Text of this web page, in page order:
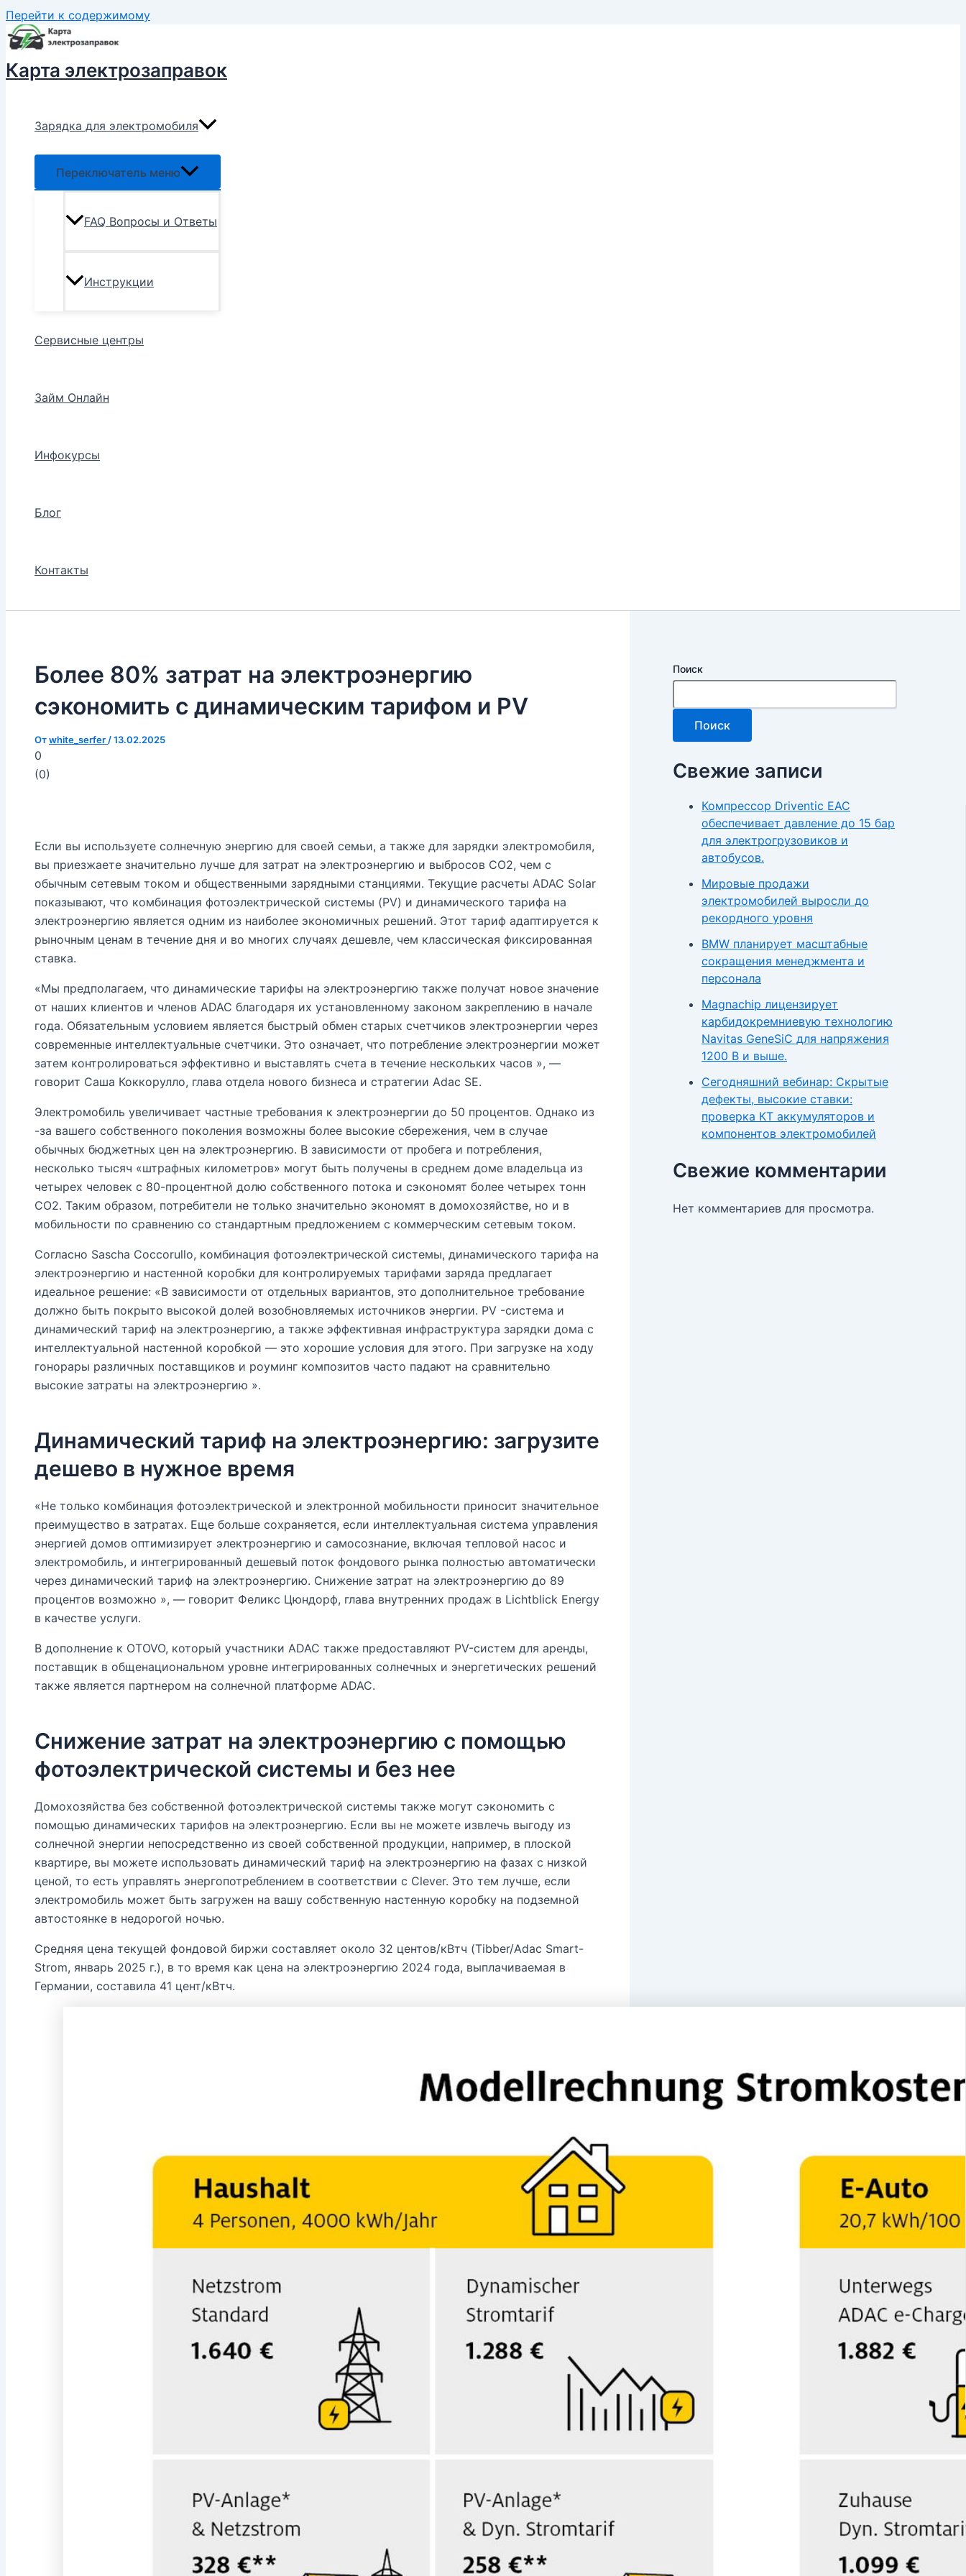
Перейти к содержимому
Карта электрозаправок
Зарядка для электромобиля
Переключатель меню
FAQ Вопросы и Ответы
Инструкции
Сервисные центры
Займ Онлайн
Инфокурсы
Блог
Контакты
Более 80% затрат на электроэнергию
сэкономить с динамическим тарифом и PV
Отwhite_serfer /13.02.2025
0
(0)
Если вы используете солнечную энергию для своей семьи, а также для зарядки электромобиля,
вы приезжаете значительно лучше для затрат на электроэнергию и выбросов CO2, чем с
обычным сетевым током и общественными зарядными станциями. Текущие расчеты ADAC Solar
показывают, что комбинация фотоэлектрической системы (PV) и динамического тарифа на
электроэнергию является одним из наиболее экономичных решений. Этот тариф адаптируется к
рыночным ценам в течение дня и во многих случаях дешевле, чем классическая фиксированная
ставка.
«Мы предполагаем, что динамические тарифы на электроэнергию также получат новое значение
от наших клиентов и членов ADAC благодаря их установленному законом закреплению в начале
года. Обязательным условием является быстрый обмен старых счетчиков электроэнергии через
современные интеллектуальные счетчики. Это означает, что потребление электроэнергии может
затем контролироваться эффективно и выставлять счета в течение нескольких часов », —
говорит Саша Коккорулло, глава отдела нового бизнеса и стратегии Adac SE.
Электромобиль увеличивает частные требования к электроэнергии до 50 процентов. Однако из
-за вашего собственного поколения возможны более высокие сбережения, чем в случае
обычных бюджетных цен на электроэнергию. В зависимости от пробега и потребления,
несколько тысяч «штрафных километров» могут быть получены в среднем доме владельца из
четырех человек с 80-процентной долю собственного потока и сэкономят более четырех тонн
CO2. Таким образом, потребители не только значительно экономят в домохозяйстве, но и в
мобильности по сравнению со стандартным предложением с коммерческим сетевым током.
Согласно Sascha Coccorullo, комбинация фотоэлектрической системы, динамического тарифа на
электроэнергию и настенной коробки для контролируемых тарифами заряда предлагает
идеальное решение: «В зависимости от отдельных вариантов, это дополнительное требование
должно быть покрыто высокой долей возобновляемых источников энергии. PV -система и
динамический тариф на электроэнергию, а также эффективная инфраструктура зарядки дома с
интеллектуальной настенной коробкой — это хорошие условия для этого. При загрузке на ходу
гонорары различных поставщиков и роуминг композитов часто падают на сравнительно
высокие затраты на электроэнергию ».
Динамический тариф на электроэнергию: загрузите
дешево в нужное время
«Не только комбинация фотоэлектрической и электронной мобильности приносит значительное
преимущество в затратах. Еще больше сохраняется, если интеллектуальная система управления
энергией домов оптимизирует электроэнергию и самосознание, включая тепловой насос и
электромобиль, и интегрированный дешевый поток фондового рынка полностью автоматически
через динамический тариф на электроэнергию. Снижение затрат на электроэнергию до 89
процентов возможно », — говорит Феликс Цюндорф, глава внутренних продаж в Lichtblick Energy
в качестве услуги.
В дополнение к OTOVO, который участники ADAC также предоставляют PV-систем для аренды,
поставщик в общенациональном уровне интегрированных солнечных и энергетических решений
также является партнером на солнечной платформе ADAC.
Снижение затрат на электроэнергию с помощью
фотоэлектрической системы и без нее
Домохозяйства без собственной фотоэлектрической системы также могут сэкономить с
помощью динамических тарифов на электроэнергию. Если вы не можете извлечь выгоду из
солнечной энергии непосредственно из своей собственной продукции, например, в плоской
квартире, вы можете использовать динамический тариф на электроэнергию на фазах с низкой
ценой, то есть управлять энергопотреблением в соответствии с Clever. Это тем лучше, если
электромобиль может быть загружен на вашу собственную настенную коробку на подземной
автостоянке в недорогой ночью.
Средняя цена текущей фондовой биржи составляет около 32 центов/кВтч (Tibber/Adac Smart-
Strom, январь 2025 г.), в то время как цена на электроэнергию 2024 года, выплачиваемая в
Германии, составила 41 цент/кВтч.
Поиск
Поиск
Свежие записи
Компрессор Driventic EAC
обеспечивает давление до 15 бар
для электрогрузовиков и
автобусов.
Мировые продажи
электромобилей выросли до
рекордного уровня
BMW планирует масштабные
сокращения менеджмента и
персонала
Magnachip лицензирует
карбидокремниевую технологию
Navitas GeneSiC для напряжения
1200 В и выше.
Сегодняшний вебинар: Скрытые
дефекты, высокие ставки:
проверка КТ аккумуляторов и
компонентов электромобилей
Свежие комментарии
Нет комментариев для просмотра.